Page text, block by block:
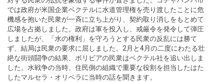
では政府が米国企業ベクテルに水道管理権を売り渡したことに危
機感を抱いた民衆が一斉に立ち上がり、契約取り消しをもとめて
広場を占拠しました。政府は軍を投入し、戒厳令を発令して弾圧
しましたが、「水の権利」を守ろうとする民衆の反乱には勝て
ず、結局は民衆の要求に屈しました。2月と4月の二度にわたる壮
絶な街頭闘争の結果、ボリビアの民衆はベクテル社を追い出しま
した。水戦争の当時、住民側の組織で重要な役割を担当したはた
したマルセラ・オリベラに当時の話を聞きます。